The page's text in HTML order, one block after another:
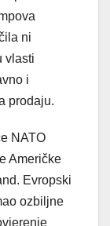
ni
vlasti
i
prodaju.
NATO
Američke
Evropski
ozbiljne